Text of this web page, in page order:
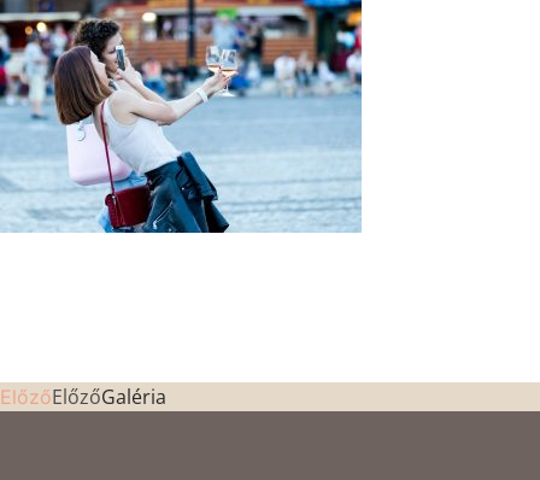
ElőzőElőzőGaléria